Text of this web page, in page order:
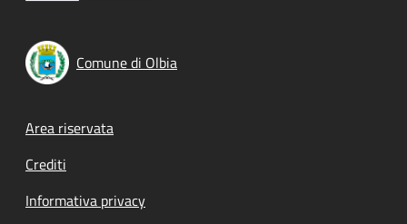
Comune di Olbia
Footer menu
Area riservata
Crediti
Informativa privacy